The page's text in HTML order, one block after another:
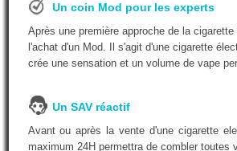
Un coin Mod pour les experts
Après une première approche de la
l'achat d'un Mod. Il s'agit d'une cigarette
crée une sensation et un volume de vape
Un SAV réactif
Avant ou après la vente d'une cigarette
maximum 24H permettra de combler toutes